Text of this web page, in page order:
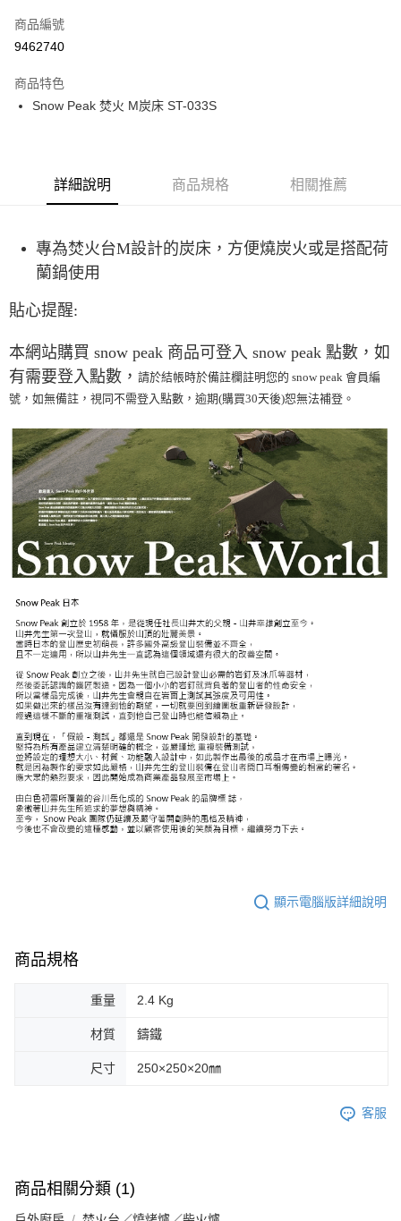
合作金庫商業銀行
上海商業儲蓄銀行
臺灣中小企業銀行
匯豐（台灣）商業銀行
台新國際商業銀行
中國信託商業銀行
台灣樂天信用卡公司
超商取貨付款
LINE Pay
Apple Pay
全家取貨付款
付款後全家取貨
每筆NT$60，滿NT$490(含以上)免運費
7-11取貨付款
付款後7-11取貨
每筆NT$60，滿NT$490(含以上)免運費
每筆NT$80，滿NT$490(含以上)免運費
離島宅配
每筆NT$80，滿NT$490(含以上)免運費
付款後門市自取
免運費
商品編號
9462740
商品特色
Snow Peak 焚火 M炭床 ST-033S
詳細說明 商品規格 相關推薦
專為焚火台M設計的炭床，方便燒炭火或是搭配荷
蘭鍋使用
貼心提醒:
本網站購買 snow peak 商品可登入 snow peak 點數，如
有需要登入點數， 請於結帳時於備註欄註明您的 snow peak 會員編
號，如無備註， 視同不需登入點數，逾期(購買30天後)恕無法補登。
顯示電腦版詳細說明
商品規格
重量 2.4 Kg
材質 鑄鐵
尺寸 250×250×20㎜
客服
商品相關分類 (1)